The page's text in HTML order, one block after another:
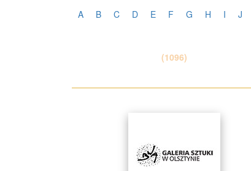
A B C D E F G H I J
(1096)